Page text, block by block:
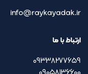
info@raykayadak.ir
ارتباط با ما
09338277659